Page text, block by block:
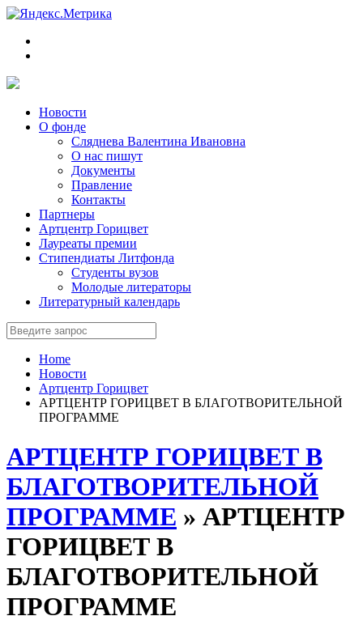
Новости
О фонде
Сляднева Валентина Ивановна
О нас пишут
Документы
Правление
Контакты
Партнеры
Артцентр Горицвет
Лауреаты премии
Стипендиаты Литфонда
Студенты вузов
Молодые литераторы
Литературный календарь
Home
Новости
Артцентр Горицвет
АРТЦЕНТР ГОРИЦВЕТ В БЛАГОТВОРИТЕЛЬНОЙ
ПРОГРАММЕ
АРТЦЕНТР ГОРИЦВЕТ В
БЛАГОТВОРИТЕЛЬНОЙ
ПРОГРАММЕ » АРТЦЕНТР
ГОРИЦВЕТ В
БЛАГОТВОРИТЕЛЬНОЙ
ПРОГРАММЕ